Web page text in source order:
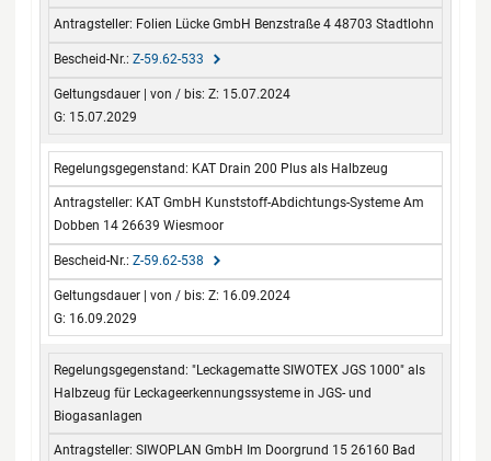
Folien Lücke GmbH Benzstraße 4 48703 Stadtlohn
Z-59.62-533
Z: 15.07.2024
G: 15.07.2029
KAT Drain 200 Plus als Halbzeug
KAT GmbH Kunststoff-Abdichtungs-Systeme Am
Dobben 14 26639 Wiesmoor
Z-59.62-538
Z: 16.09.2024
G: 16.09.2029
"Leckagematte SIWOTEX JGS 1000" als
Halbzeug für Leckageerkennungssysteme in JGS- und
Biogasanlagen
SIWOPLAN GmbH Im Doorgrund 15 26160 Bad